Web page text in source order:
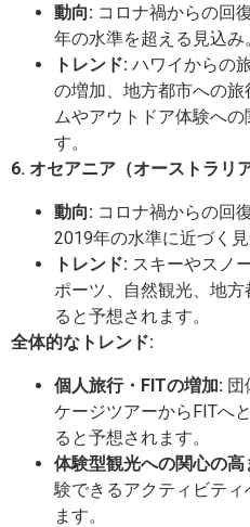
動向: コロナ禍からの回
年の水準を超える見込み
トレンド: ハワイからの
の増加、地方都市への
ムやアウトドア体験へ
す。
6. オセアニア（オーストラリ
動向: コロナ禍からの回
2019年の水準に近づく見
トレンド: スキーやスノ
ポーツ、自然観光、地
ると予想されます。
全体的なトレンド:
個人旅行・FITの増加: 団
ケージツアーからFITへ
ると予想されます。
体験型観光への関心の高
験できるアクティビテ
ます。